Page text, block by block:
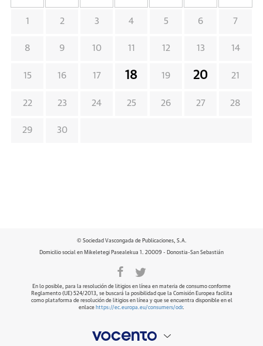
1 2 3 4 5 6 7
8 9 10 11 12 13 14
15 16 17 18 19 20 21
22 23 24 25 26 27 28
29 30
© Sociedad Vascongada de Publicaciones, S.A.
Domicilio social en Mikeletegi Pasealekua 1. 20009 - Donostia-San Sebastián
En lo posible, para la resolución de litigios en línea en materia de consumo conforme
Reglamento (UE) 524/2013, se buscará la posibilidad que la Comisión Europea facilita
como plataforma de resolución de litigios en línea y que se encuentra disponible en el
enlace https://ec.europa.eu/consumers/odr.